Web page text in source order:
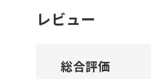
レビュー
総合評価